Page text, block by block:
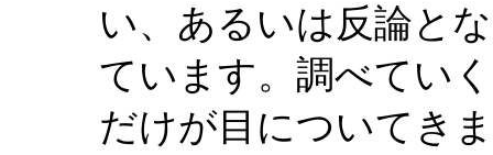
い、あるいは反論と
ています。調べてい
だけが目についてき